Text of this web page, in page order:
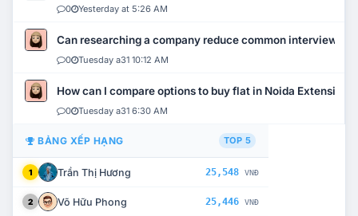
0 Yesterday at 5:26 AM
Can researching a company reduce common interview
0 Tuesday a31 10:12 AM
How can I compare options to buy flat in Noida Extension?
0 Tuesday a31 6:30 AM
BẢNG XẾP HẠNG TOP 5
1 Trần Thị Hương 25,548 VNĐ
2 Võ Hữu Phong 25,446 VNĐ